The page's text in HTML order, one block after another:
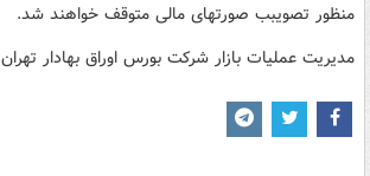
منظور تصویبب صورتهای مالی متوقف خواهند شد.
مدیریت عملیات بازار شرکت بورس اوراق بهادار تهران